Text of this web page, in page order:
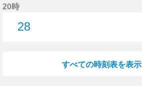
20時
28
すべての時刻表を表示